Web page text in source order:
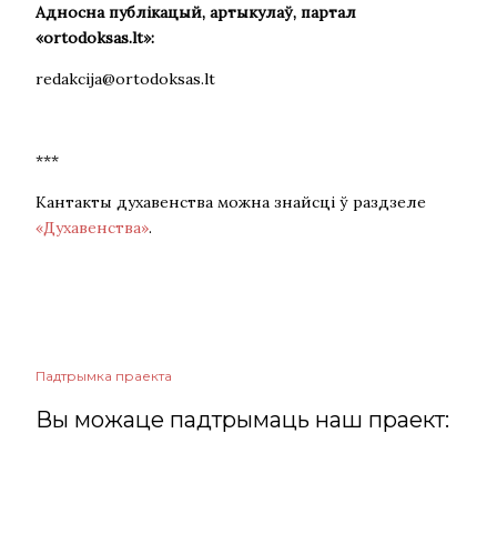
Адносна публікацый, артыкулаў, партал
«ortodoksas.lt»:
redakcija@ortodoksas.lt
***
Кантакты духавенства можна знайсці ў раздзеле
«Духавенства».
Падтрымка праекта
Вы можаце падтрымаць наш праект: